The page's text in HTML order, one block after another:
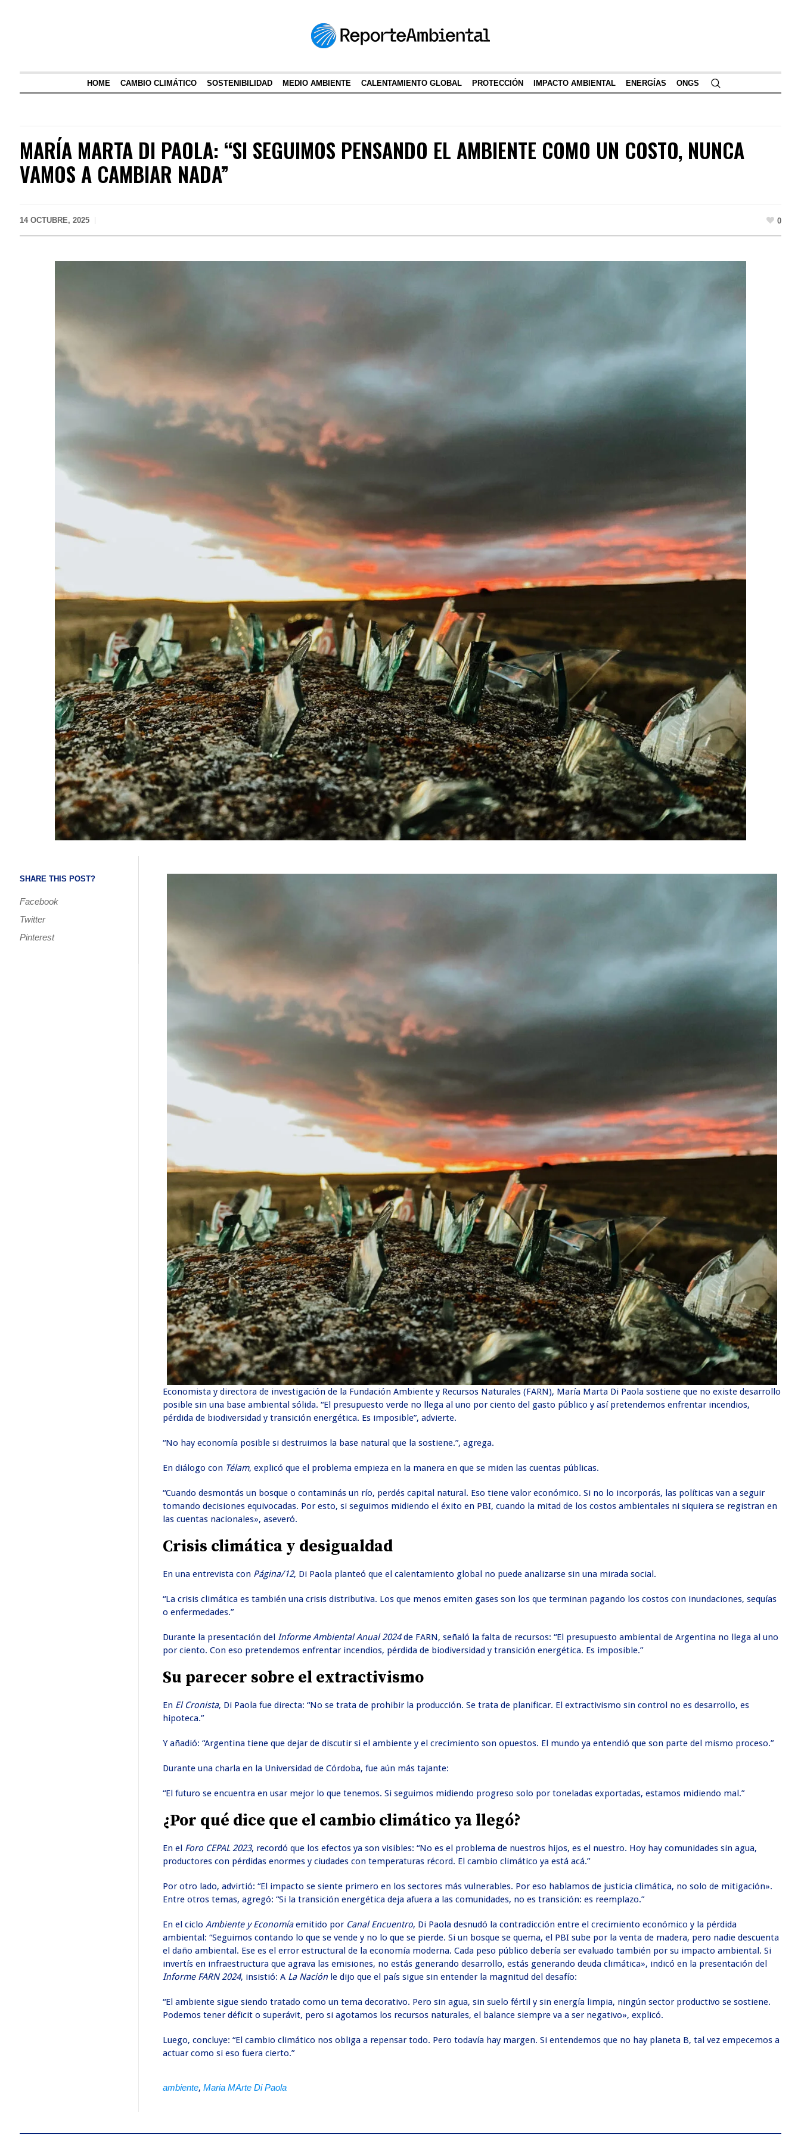
HOME CAMBIO CLIMÁTICO SOSTENIBILIDAD MEDIO AMBIENTE CALENTAMIENTO GLOBAL PROTECCIÓN IMPACTO AMBIENTAL ENERGÍAS ONGS
MARÍA MARTA DI PAOLA: “SI SEGUIMOS PENSANDO EL AMBIENTE COMO UN COSTO, NUNCA
VAMOS A CAMBIAR NADA”
14 OCTUBRE, 2025 0
SHARE THIS POST?
Facebook
Twitter
Pinterest
Economista y directora de investigación de la Fundación Ambiente y Recursos Naturales (FARN), María Marta Di Paola sostiene que no existe desarrollo
posible sin una base ambiental sólida. “El presupuesto verde no llega al uno por ciento del gasto público y así pretendemos enfrentar incendios,
pérdida de biodiversidad y transición energética. Es imposible”, advierte.
“No hay economía posible si destruimos la base natural que la sostiene.”, agrega.
En diálogo con Télam, explicó que el problema empieza en la manera en que se miden las cuentas públicas.
“Cuando desmontás un bosque o contaminás un río, perdés capital natural. Eso tiene valor económico. Si no lo incorporás, las políticas van a seguir
tomando decisiones equivocadas. Por esto, si seguimos midiendo el éxito en PBI, cuando la mitad de los costos ambientales ni siquiera se registran en
las cuentas nacionales», aseveró.
Crisis climática y desigualdad
En una entrevista con Página/12, Di Paola planteó que el calentamiento global no puede analizarse sin una mirada social.
“La crisis climática es también una crisis distributiva. Los que menos emiten gases son los que terminan pagando los costos con inundaciones, sequías
o enfermedades.”
Durante la presentación del Informe Ambiental Anual 2024de FARN, señaló la falta de recursos: “El presupuesto ambiental de Argentina no llega al uno
por ciento. Con eso pretendemos enfrentar incendios, pérdida de biodiversidad y transición energética. Es imposible.”
Su parecer sobre el extractivismo
En El Cronista, Di Paola fue directa: “No se trata de prohibir la producción. Se trata de planificar. El extractivismo sin control no es desarrollo, es
hipoteca.”
Y añadió: “Argentina tiene que dejar de discutir si el ambiente y el crecimiento son opuestos. El mundo ya entendió que son parte del mismo proceso.”
Durante una charla en la Universidad de Córdoba, fue aún más tajante:
“El futuro se encuentra en usar mejor lo que tenemos. Si seguimos midiendo progreso solo por toneladas exportadas, estamos midiendo mal.”
¿Por qué dice que el cambio climático ya llegó?
En el Foro CEPAL 2023, recordó que los efectos ya son visibles: “No es el problema de nuestros hijos, es el nuestro. Hoy hay comunidades sin agua,
productores con pérdidas enormes y ciudades con temperaturas récord. El cambio climático ya está acá.”
Por otro lado, advirtió: “El impacto se siente primero en los sectores más vulnerables. Por eso hablamos de justicia climática, no solo de mitigación».
Entre otros temas, agregó: “Si la transición energética deja afuera a las comunidades, no es transición: es reemplazo.”
En el cicloAmbiente y Economíaemitido por Canal Encuentro, Di Paola desnudó la contradicción entre el crecimiento económico y la pérdida
ambiental: “Seguimos contando lo que se vende y no lo que se pierde. Si un bosque se quema, el PBI sube por la venta de madera, pero nadie descuenta
el daño ambiental. Ese es el error estructural de la economía moderna. Cada peso público debería ser evaluado también por su impacto ambiental. Si
invertís en infraestructura que agrava las emisiones, no estás generando desarrollo, estás generando deuda climática», indicó en la presentación del
Informe FARN 2024, insistió: A La Nación le dijo que el país sigue sin entender la magnitud del desafío:
“El ambiente sigue siendo tratado como un tema decorativo. Pero sin agua, sin suelo fértil y sin energía limpia, ningún sector productivo se sostiene.
Podemos tener déficit o superávit, pero si agotamos los recursos naturales, el balance siempre va a ser negativo», explicó.
Luego, concluye: “El cambio climático nos obliga a repensar todo. Pero todavía hay margen. Si entendemos que no hay planeta B, tal vez empecemos a
actuar como si eso fuera cierto.”
ambiente,Maria MArte Di Paola